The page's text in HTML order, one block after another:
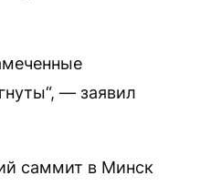
— заявил
саммит в Минск